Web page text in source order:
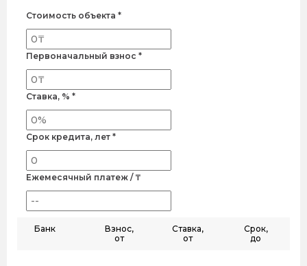
Стоимость объекта *
Первоначальный взнос *
Ставка, % *
Срок кредита, лет *
Ежемесячный платеж / ₸
Банк
Взнос,
от
Ставка,
от
Срок,
до